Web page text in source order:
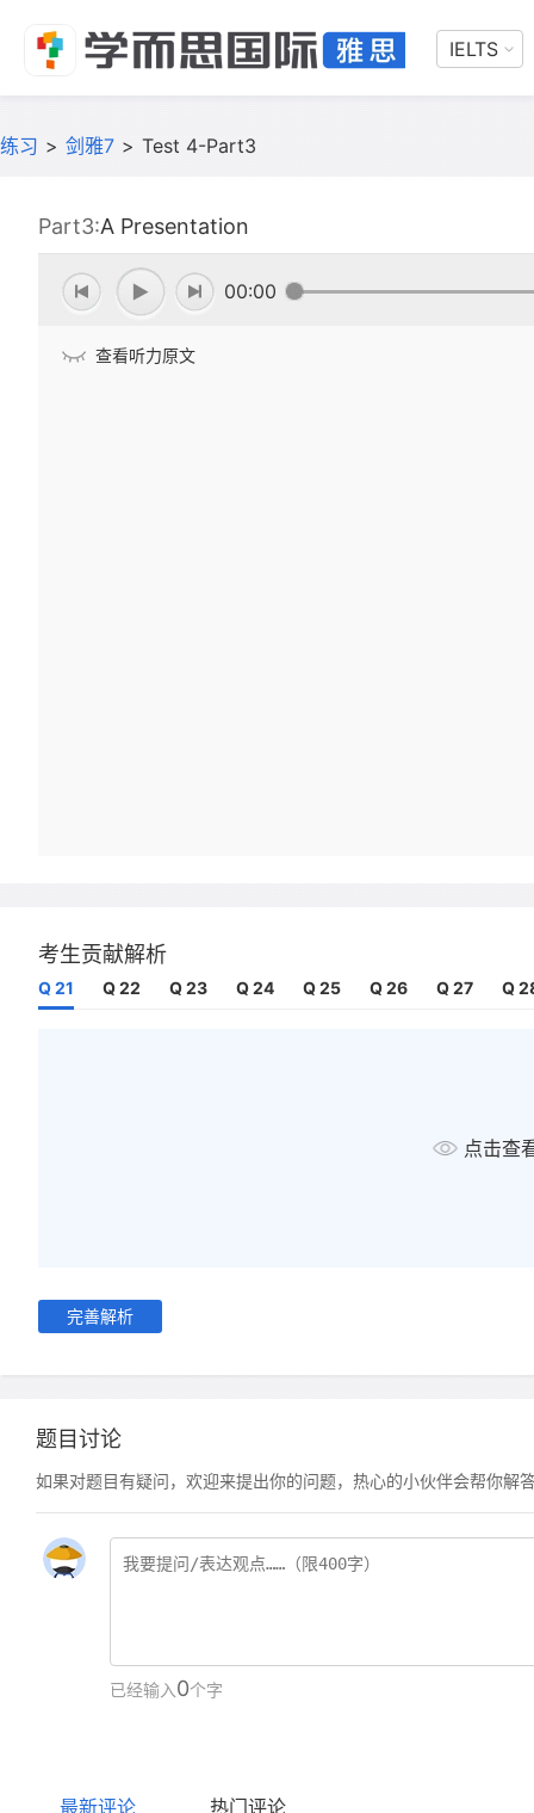
IELTS
练习 > 剑雅7 > Test 4-Part3
Part3:A Presentation
00:00
查看听力原文
考生贡献解析
Q 21 Q 22 Q 23 Q 24 Q 25 Q 26 Q 27 Q
点击查
完善解析
题目讨论
如果对题目有疑问，欢迎来提出你的问题，热心的小伙伴会帮你解
已经输入0个字
最新评论 热门评论